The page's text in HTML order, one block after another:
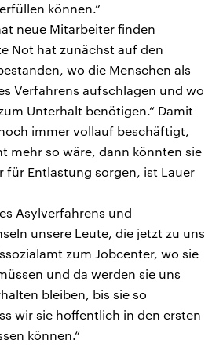
können.“
neue Mitarbeiter finden
Not hat zunächst auf den
wo die Menschen als
Verfahrens aufschlagen und wo
Unterhalt benötigen.“ Damit
immer vollauf beschäftigt,
mehr so wäre, dann könnten sie
für Entlastung sorgen, ist Lauer
Asylverfahrens und
unsere Leute, die jetzt zu uns
zum Jobcenter, wo sie
und da werden sie uns
bleiben, bis sie so
wir sie hoffentlich in den ersten
können.“